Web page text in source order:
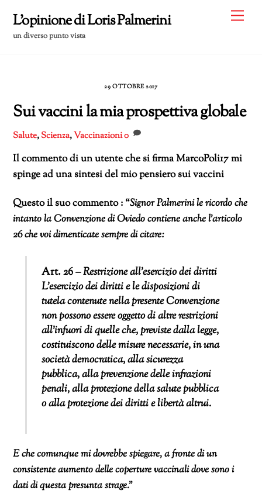
content
L'opinione di Loris Palmerini
un diverso punto vista
29 OTTOBRE 2017
Sui vaccini la mia prospettiva globale
Salute,Scienza,Vaccinazioni0
Il commento di un utente che si firma MarcoPoli17 mi
spinge ad una sintesi del mio pensiero sui vaccini
Questo il suo commento : “Signor Palmerini le ricordo che
intanto la Convenzione di Oviedo contiene anche l’articolo
26 che voi dimenticate sempre di citare:
Art. 26 –Restrizione all’esercizio dei diritti
L’esercizio dei diritti e le disposizioni di
tutela contenute nella presente Convenzione
non possono essere oggetto di altre restrizioni
all’infuori di quelle che, previste dalla legge,
costituiscono delle misure necessarie, in una
società democratica, alla sicurezza
pubblica, alla prevenzione delle infrazioni
penali, alla protezione della salute pubblica
o alla protezione dei diritti e libertà altrui.
E che comunque mi dovrebbe spiegare, a fronte di un
consistente aumento delle coperture vaccinali dove sono i
dati di questa presunta strage.”